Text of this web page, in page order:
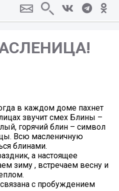
в каждом доме пахнет
звучит смех Блины –
горячий блин – символ
Всю масленичную
блинами.
а настоящее
зиму ️️, встречаем весну️ и
с пробуждением